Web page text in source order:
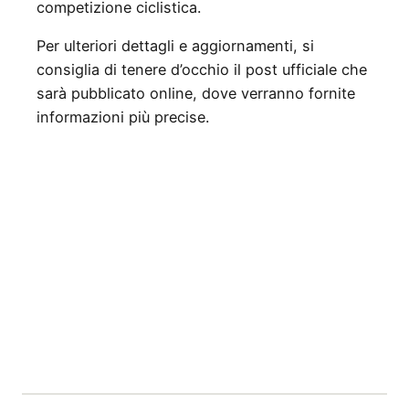
competizione ciclistica.
Per ulteriori dettagli e aggiornamenti, si
consiglia di tenere d’occhio il post ufficiale che
sarà pubblicato online, dove verranno fornite
informazioni più precise.